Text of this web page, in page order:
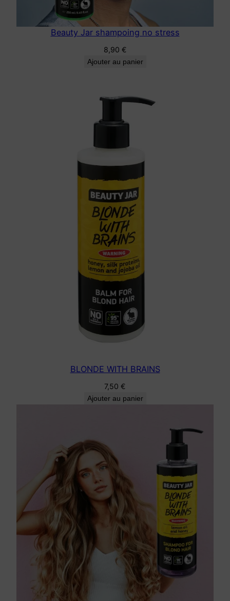
Beauty Jar shampoing no stress
8,90 €
Ajouter au panier
BLONDE WITH BRAINS
7,50 €
Ajouter au panier